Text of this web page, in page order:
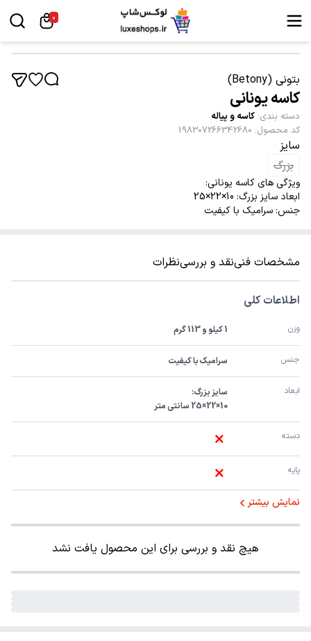
0
بتونی (Betony)
کاسه یونانی
دسته بندی: کاسه و پیاله
کد محصول:
198307266342680
سایز
بزرگ
ویژگی های کاسه یونانی:
ابعاد سایز بزرگ: 10×22×25
جنس: سرامیک با کیفیت
مشخصات فنینقد و بررسینظرات
اطلاعات کلی
وزن 1 کیلو و 113 گرم
جنس سرامیک با کیفیت
ابعاد
10×22×25 سانتی متر
دسته
پایه
نمایش بیشتر
هیچ نقد و بررسی برای این محصول یافت نشد